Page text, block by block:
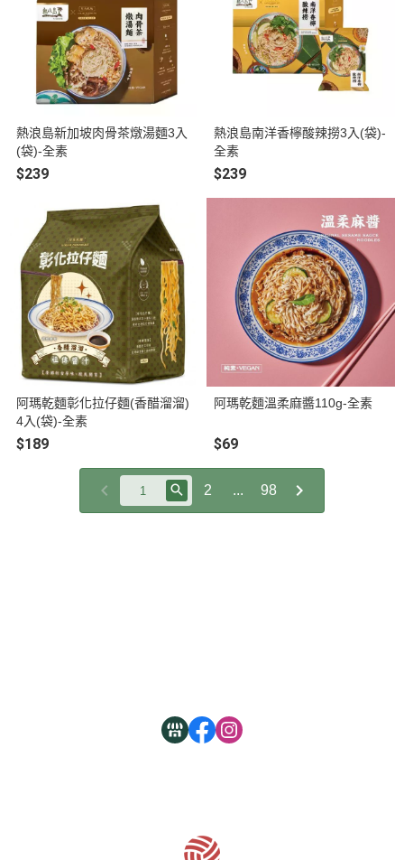
熱浪島新加坡肉骨茶燉湯麵3入
(袋)-全素
$239
熱浪島南洋香檸酸辣撈3入(袋)-
全素
$239
阿瑪乾麵彰化拉仔麵(香醋溜溜)
4入(袋)-全素
$189
阿瑪乾麵溫柔麻醬110g-全素
$69
2 ... 98